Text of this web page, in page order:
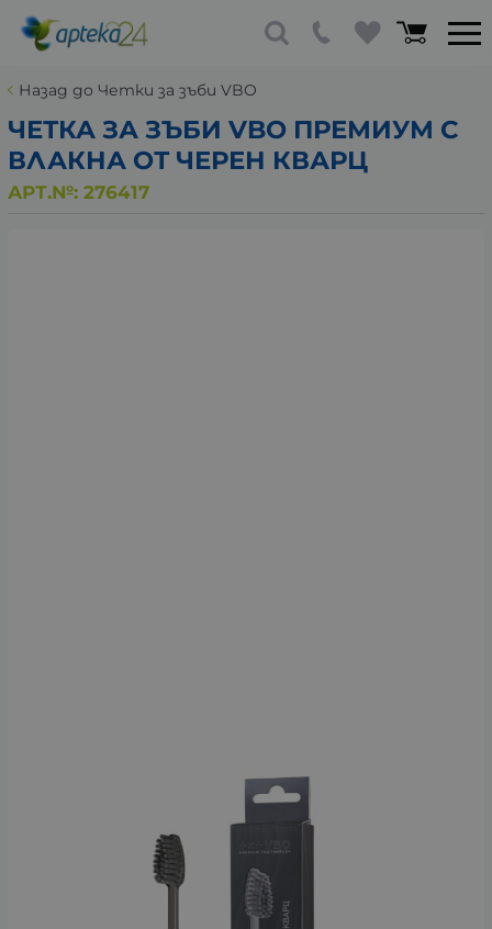
Назад до Четки за зъби VBO
ЧЕТКА ЗА ЗЪБИ VBO ПРЕМИУМ С
ВЛАКНА ОТ ЧЕРЕН КВАРЦ
АРТ.№: 276417